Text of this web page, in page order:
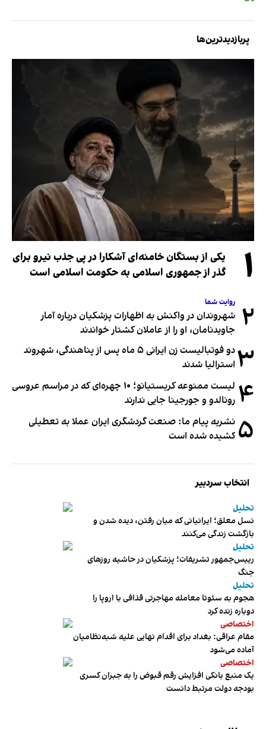
پربازدیدترین‌ها
۱
یکی از بستگان خامنه‌ای آشکارا در پی جذب نیرو برای
گذر از جمهوری اسلامی به حکومت اسلامی است
۲ روایت شما
شهروندان در واکنش به اظهارات پزشکیان درباره آمار
جاویدنامان، او را از عاملان کشتار خواندند
۳
دو فوتبالیست زن ایرانی ۵ ماه پس از پناهندگی، شهروند
استرالیا شدند
۴
لیست ممنوعه کریستیانو؛ ۱۰ چهره‌ای که در مراسم عروسی
رونالدو و جورجینا جایی ندارند
۵ نشریه پیام ما: صنعت گردشگری ایران عملا به تعطیلی
کشیده شده است
انتخاب سردبیر
تحلیل
نسل معلق؛ ایرانیانی که میان رفتن، دیده شدن و
بازگشت زندگی می‌کنند
تحلیل
رییس‌جمهور تشریفات؛ پزشکیان در حاشیه روزهای
جنگ
تحلیل
هجوم به سئوتا معامله مهاجرتی قذافی با اروپا را
دوباره زنده کرد
اختصاصی
مقام عراقی: بغداد برای اقدام نهایی علیه شبه‌نظامیان
آماده می‌شود
اختصاصی
یک منبع بانکی افزایش رقم قبوض را به جبران کسری
بودجه دولت مرتبط دانست